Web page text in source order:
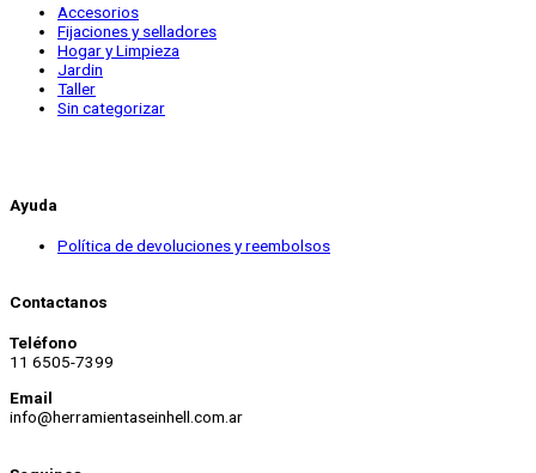
Accesorios
Fijaciones y selladores
Hogar y Limpieza
Jardin
Taller
Sin categorizar
Ayuda
Política de devoluciones y reembolsos
Contactanos
Teléfono
11 6505-7399
Email
info@herramientaseinhell.com.ar